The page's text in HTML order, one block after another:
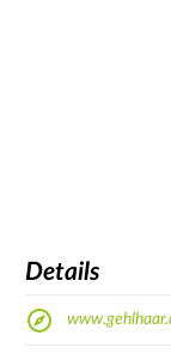
Details